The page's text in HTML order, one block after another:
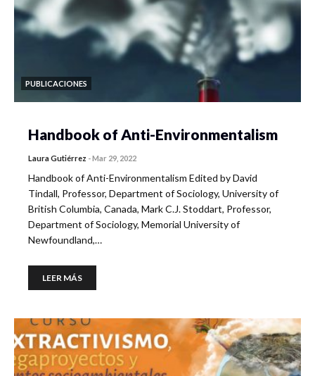
PUBLICACIONES
Handbook of Anti-Environmentalism
Laura Gutiérrez -Mar 29, 2022
Handbook of Anti-Environmentalism Edited by David
Tindall, Professor, Department of Sociology, University of
British Columbia, Canada, Mark C.J. Stoddart, Professor,
Department of Sociology, Memorial University of
Newfoundland,…
LEER MÁS